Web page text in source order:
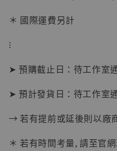
【店內現貨】海
＊ 國際運費另計
⁝
➤ 預購截止日：待工作室
➤ 預計發貨日：待工作室
→ 若有提前或延後則以廠
＊ 若有時間考量, 請至官